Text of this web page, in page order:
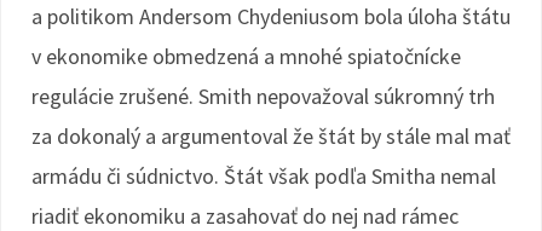
a politikom Andersom Chydeniusom bola úloha štátu
v ekonomike obmedzená a mnohé spiatočnícke
regulácie zrušené. Smith nepovažoval súkromný trh
za dokonalý a argumentoval že štát by stále mal mať
armádu či súdnictvo. Štát však podľa Smitha nemal
riadiť ekonomiku a zasahovať do nej nad rámec